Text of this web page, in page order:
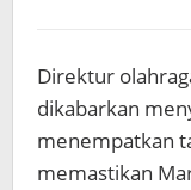
Direktur
dikabarkan
menempatkan
memastikan